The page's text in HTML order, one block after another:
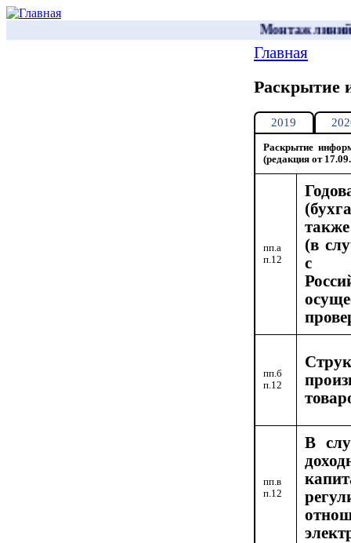
Перейти к основному содержанию
Монтаж линий
Главная
Раскрытие
2019
Раскрытие
(редакция от
пп.а
п.12
(в
с
пп.б
п.12
пп.в
п.12
В